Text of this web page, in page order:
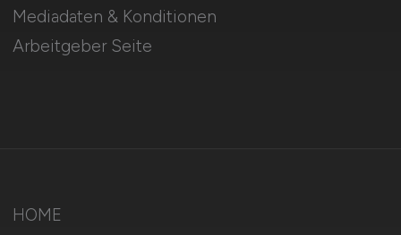
Mediadaten & Konditionen
Arbeitgeber Seite
HOME